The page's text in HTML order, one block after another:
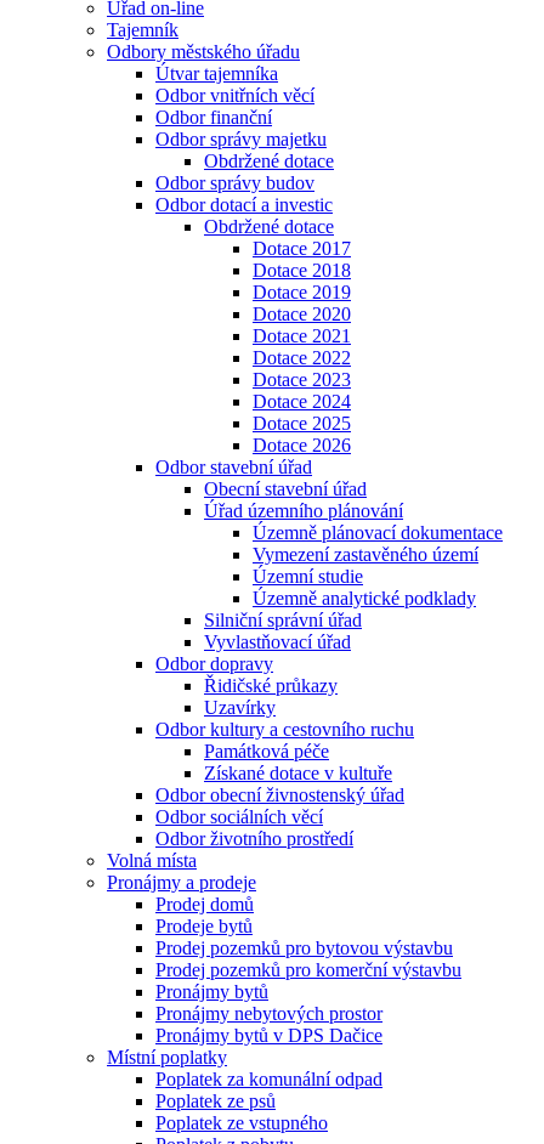
Úřad on-line
Tajemník
Odbory městského úřadu
Útvar tajemníka
Odbor vnitřních věcí
Odbor finanční
Odbor správy majetku
Obdržené dotace
Odbor správy budov
Odbor dotací a investic
Obdržené dotace
Dotace 2017
Dotace 2018
Dotace 2019
Dotace 2020
Dotace 2021
Dotace 2022
Dotace 2023
Dotace 2024
Dotace 2025
Dotace 2026
Odbor stavební úřad
Obecní stavební úřad
Úřad územního plánování
Územně plánovací dokumentace
Vymezení zastavěného území
Územní studie
Územně analytické podklady
Silniční správní úřad
Vyvlastňovací úřad
Odbor dopravy
Řidičské průkazy
Uzavírky
Odbor kultury a cestovního ruchu
Památková péče
Získané dotace v kultuře
Odbor obecní živnostenský úřad
Odbor sociálních věcí
Odbor životního prostředí
Volná místa
Pronájmy a prodeje
Prodej domů
Prodeje bytů
Prodej pozemků pro bytovou výstavbu
Prodej pozemků pro komerční výstavbu
Pronájmy bytů
Pronájmy nebytových prostor
Pronájmy bytů v DPS Dačice
Místní poplatky
Poplatek za komunální odpad
Poplatek ze psů
Poplatek ze vstupného